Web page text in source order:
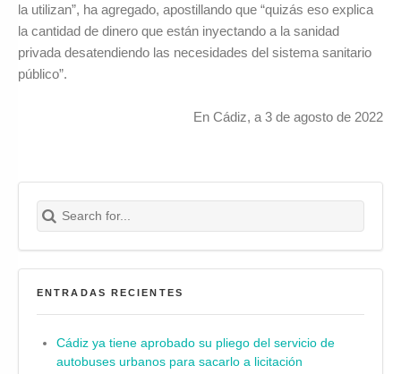
la utilizan”, ha agregado, apostillando que “quizás eso explica
la cantidad de dinero que están inyectando a la sanidad
privada desatendiendo las necesidades del sistema sanitario
público”.
En Cádiz, a 3 de agosto de 2022
Search for:
Buscar
ENTRADAS RECIENTES
Cádiz ya tiene aprobado su pliego del servicio de
autobuses urbanos para sacarlo a licitación